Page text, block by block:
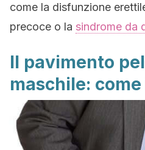
come la disfunzione
precoce o la sindrome da
Il pavimento
maschile: